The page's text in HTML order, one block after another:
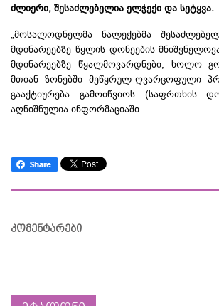
ძლიერი, შესაძლებელია ელჭექი და სეტყვა.
„მოსალოდნელმა ნალექებმა
მდინარეებზე წყლის დონეების
მდინარეებზე წყალმოვარდნები, ხოლო
მთიან ზონებში მეწყრულ-ღვარცოფული
გააქტიურება გამოიწვიოს (საფრთხის
აღნიშნულია ინფორმაციაში.
კომენტარები